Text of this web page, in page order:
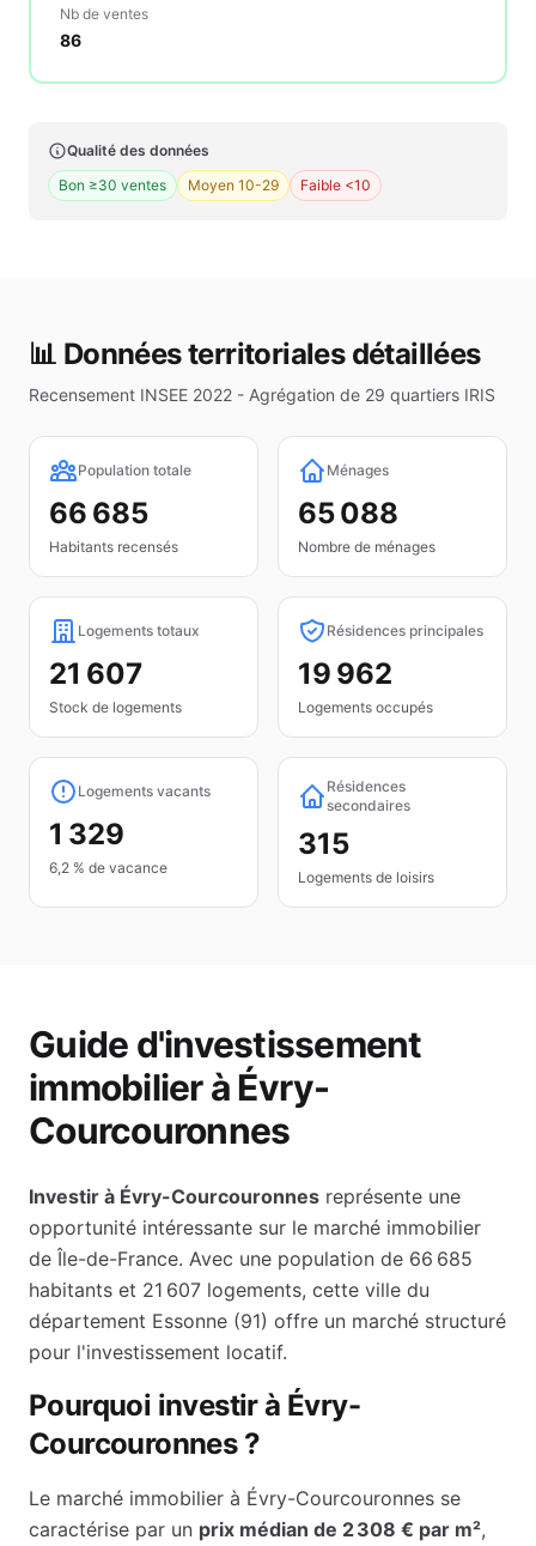
Nb de ventes
86
Qualité des données
Bon ≥30 ventes
Moyen 10-29 Faible <10
📊 Données territoriales détaillées
Recensement INSEE 2022 - Agrégation de 29 quartiers IRIS
Population totale
66 685
Habitants recensés
Ménages
65 088
Nombre de ménages
Logements totaux
21 607
Stock de logements
Résidences principales
19 962
Logements occupés
Logements vacants
1 329
6,2 % de vacance
Résidences
secondaires
315
Logements de loisirs
Guide d'investissement
immobilier àÉvry-
Courcouronnes
Investir à Évry-Courcouronnes représente une
opportunité intéressante sur le marché immobilier
de Île-de-France. Avec une population de 66 685
habitants et 21 607 logements, cette ville du
département Essonne (91) offre un marché structuré
pour l'investissement locatif.
Pourquoi investir à Évry-
Courcouronnes?
Le marché immobilier à Évry-Courcouronnes se
caractérise par un prix médian de 2 308 € par m²,